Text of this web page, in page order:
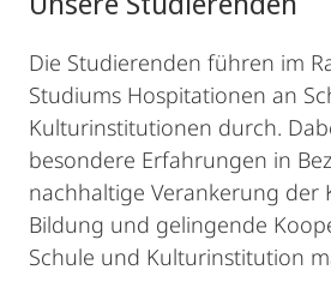
Die Studierenden führen im
Studiums Hospitationen an
Kulturinstitutionen durch.
besondere Erfahrungen in
nachhaltige Verankerung der
Bildung und gelingende
Schule und Kulturinstitution